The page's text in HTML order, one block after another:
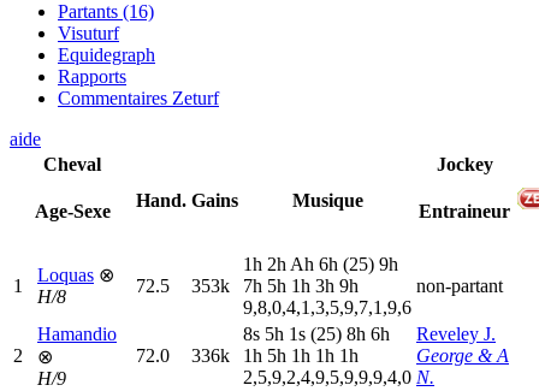
Partants (16)
Visuturf
Equidegraph
Rapports
Commentaires Zeturf
aide
Cheval
Age-Sexe
Hand. Gains Musique
Jockey
Entraineur
1
Loquas ⊗
H/8
72.5 353k
1h 2h Ah 6h (25) 9h
7h 5h 1h 3h 9h
9,8,0,4,1,3,5,9,7,1,9,6
non-partant
2
Hamandio
⊗
H/9
72.0 336k
8s 5h 1s (25) 8h 6h
1h 5h 1h 1h 1h
2,5,9,2,4,9,5,9,9,9,4,0
Reveley J.
George & A
N.